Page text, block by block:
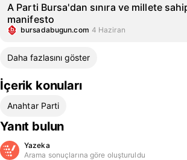
A Parti Bursa'dan sınıra ve millete
manifesto
bursadabugun.com 4 Haziran
Daha fazlasını göster
İçerik konuları
Anahtar Parti
Yanıt bulun
Yazeka
Arama sonuçlarına göre oluşturuldu